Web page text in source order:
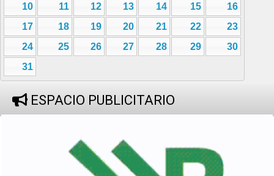
10
11 12 13 14 15
16
17
18 19 20 21 22
23
24
25 26 27 28 29
30
31
ESPACIO PUBLICITARIO